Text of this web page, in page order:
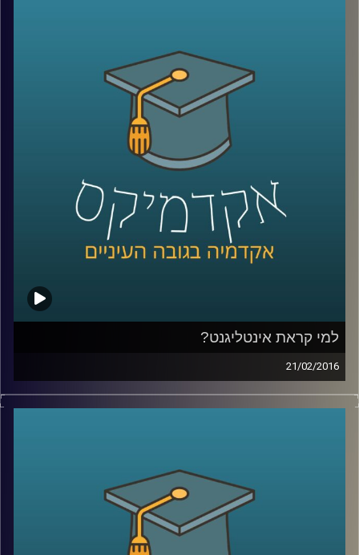
אפשר לעשות עם זה? דוקטור שרית סמילה-סנד
חוקרת פילוסופיה של מוסר, ושואלת שאלות
מוסריות הקשורות בהשפעתה של תחושת
האמפתיה בין בני האדם וביכולתה לשפר את
היחסים בין אדם לחברו. העיסוק הפילוסופי הופך
.
קרדיט תמונות:AudioVersity
למי קראת אינטליגנט?
21/02/2016
דוקטור הדס אראל חוקרת אינטליגנציה – מהי?
שאולי קשה לקבל ולהודות בו: כל דור חכם
מקודמו. מצד שני, המבחנים לא השתנו כבר
הרבה מאוד שנים, ויתכן והמדדים שלהם איבדו
משהו מהרלוונטיות שלהם. בואו ללמוד על